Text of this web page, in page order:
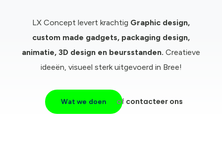
LX Concept levert krachtig Graphic design,
custom made gadgets, packaging design,
animatie, 3D design en beursstanden. Creatieve
ideeën, visueel sterk uitgevoerd in Bree!
Wat we doen of contacteer ons